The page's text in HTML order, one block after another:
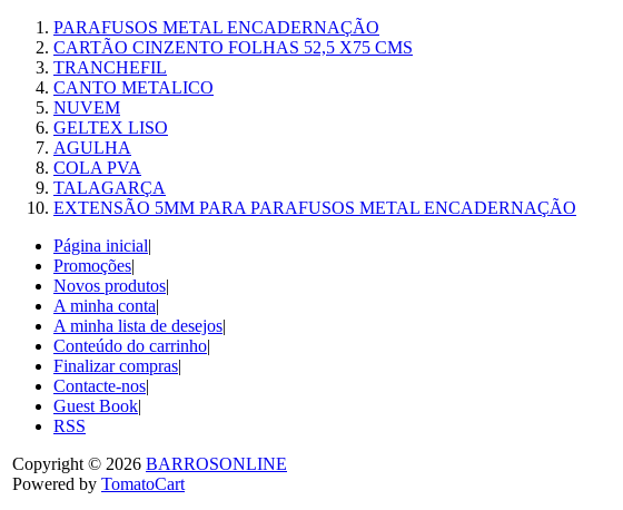
PARAFUSOS METAL ENCADERNAÇÃO
CARTÃO CINZENTO FOLHAS 52,5 X75 CMS
TRANCHEFIL
CANTO METALICO
NUVEM
GELTEX LISO
AGULHA
COLA PVA
TALAGARÇA
EXTENSÃO 5MM PARA PARAFUSOS METAL ENCADERNAÇÃO
Página inicial|
Promoções|
Novos produtos|
A minha conta|
A minha lista de desejos|
Conteúdo do carrinho|
Finalizar compras|
Contacte-nos|
Guest Book|
RSS
Copyright © 2026 BARROSONLINE
Powered by TomatoCart